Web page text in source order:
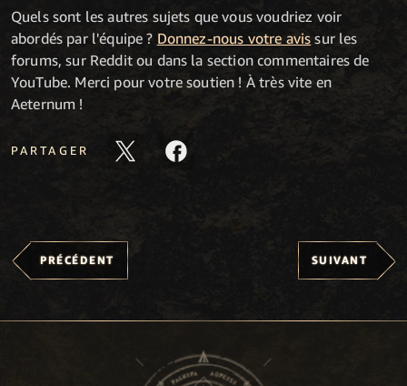
Quels sont les autres sujets que vous voudriez voir
abordés par l'équipe ? Donnez-nous votre avis sur les
forums, sur Reddit ou dans la section commentaires de
YouTube. Merci pour votre soutien ! À très vite en
Aeternum !
PARTAGER
PRÉCÉDENT SUIVANT